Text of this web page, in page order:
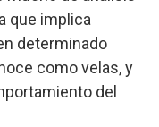
que implica
determinado
como velas, y
del